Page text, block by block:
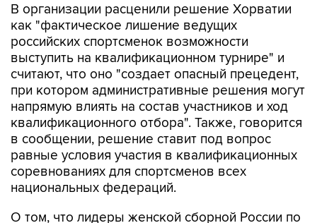
В организации расценили решение Хорватии
как "фактическое лишение ведущих
российских спортсменок возможности
выступить на квалификационном турнире" и
считают, что оно "создает опасный прецедент,
при котором административные решения могут
напрямую влиять на состав участников и ход
квалификационного отбора". Также, говорится
в сообщении, решение ставит под вопрос
равные условия участия в квалификационных
соревнованиях для спортсменов всех
национальных федераций.
О том, что лидеры женской сборной России по